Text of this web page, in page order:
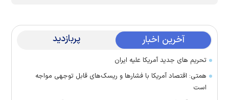
آخرین اخبار پربازدید
تحریم های جدید آمریکا علیه ایران
همتی: اقتصاد آمریکا با فشارها و ریسک‌های قابل توجهی مواجه
است